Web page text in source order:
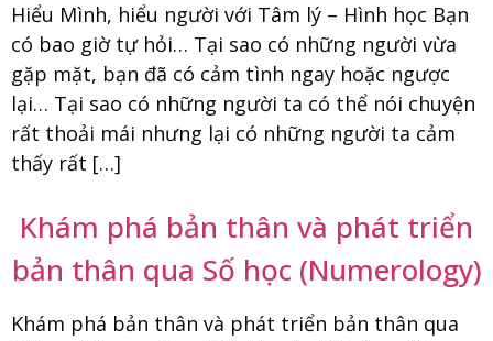
Hiểu Mình, hiểu người với Tâm lý – Hình học Bạn
có bao giờ tự hỏi… Tại sao có những người vừa
gặp mặt, bạn đã có cảm tình ngay hoặc ngược
lại… Tại sao có những người ta có thể nói chuyện
rất thoải mái nhưng lại có những người ta cảm
thấy rất […]
Khám phá bản thân và phát triển
bản thân qua Số học (Numerology)
Khám phá bản thân và phát triển bản thân qua